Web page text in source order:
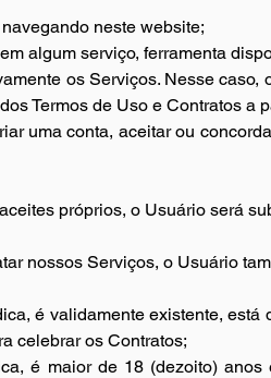
neste website;
algum serviço, ferramenta
os Serviços. Nesse caso,
Termos de Uso e Contratos a
uma conta, aceitar ou
próprios, o Usuário será
nossos Serviços, o Usuário
é validamente existente,
celebrar os Contratos;
é maior de 18 (dezoito)